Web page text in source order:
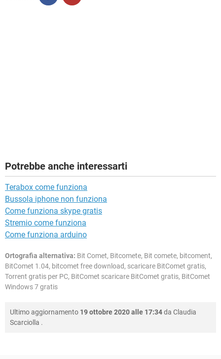
Potrebbe anche interessarti
Terabox come funziona
Bussola iphone non funziona
Come funziona skype gratis
Stremio come funziona
Come funziona arduino
Ortografia alternativa: Bit Comet, Bitcomete, Bit comete, bitcoment,
BitComet 1.04, bitcomet free download, scaricare BitComet gratis,
Torrent gratis per PC, BitComet scaricare BitComet gratis, BitComet
Windows 7 gratis
Ultimo aggiornamento 19 ottobre 2020 alle 17:34da Claudia
Scarciolla .